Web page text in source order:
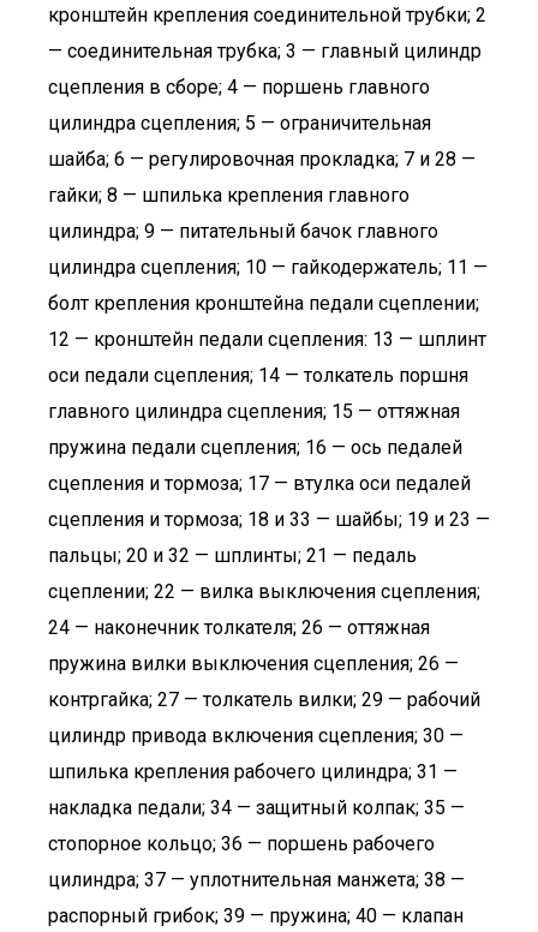
кронштейн крепления соединительной трубки; 2
— соединительная трубка; 3 — главный цилиндр
сцепления в сборе; 4 — поршень главного
цилиндра сцепления; 5 — ограничительная
шайба; 6 — регулировочная прокладка; 7 и 28 —
гайки; 8 — шпилька крепления главного
цилиндра; 9 — питательный бачок главного
цилиндра сцепления; 10 — гайкодержатель; 11 —
болт крепления кронштейна педали сцеплении;
12 — кронштейн педали сцепления: 13 — шплинт
оси педали сцепления; 14 — толкатель поршня
главного цилиндра сцепления; 15 — оттяжная
пружина педали сцепления; 16 — ось педалей
сцепления и тормоза; 17 — втулка оси педалей
сцепления и тормоза; 18 и 33 — шайбы; 19 и 23 —
пальцы; 20 и 32 — шплинты; 21 — педаль
сцеплении; 22 — вилка выключения сцепления;
24 — наконечник толкателя; 26 — оттяжная
пружина вилки выключения сцепления; 26 —
контргайка; 27 — толкатель вилки; 29 — рабочий
цилиндр привода включения сцепления; 30 —
шпилька крепления рабочего цилиндра; 31 —
накладка педали; 34 — защитный колпак; 35 —
стопорное кольцо; 36 — поршень рабочего
цилиндра; 37 — уплотнительная манжета; 38 —
распорный грибок; 39 — пружина; 40 — клапан